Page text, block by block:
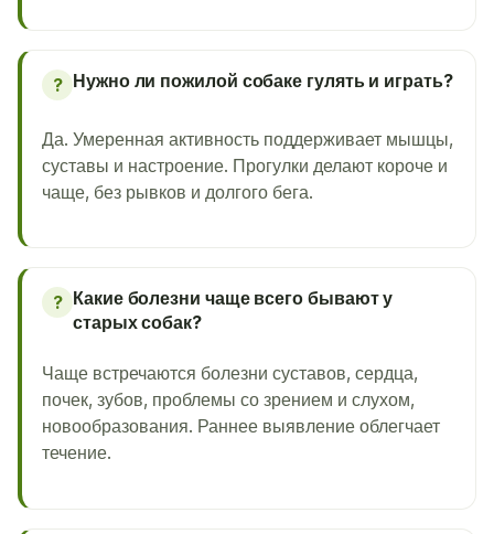
? Нужно ли пожилой собаке гулять и играть?
Да. Умеренная активность поддерживает мышцы,
суставы и настроение. Прогулки делают короче и
чаще, без рывков и долгого бега.
? Какие болезни чаще всего бывают у
старых собак?
Чаще встречаются болезни суставов, сердца,
почек, зубов, проблемы со зрением и слухом,
новообразования. Раннее выявление облегчает
течение.